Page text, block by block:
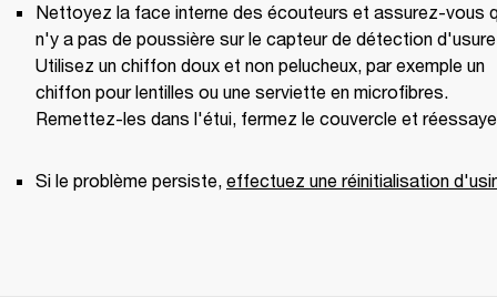
Nettoyez la face interne des écouteurs et assurez-vous
n'y a pas de poussière sur le capteur de détection
Utilisez un chiffon doux et non pelucheux, par exemple un
chiffon pour lentilles ou une serviette en microfibres.
Remettez-les dans l'étui, fermez le couvercle et
Si le problème persiste, effectuez une réinitialisation